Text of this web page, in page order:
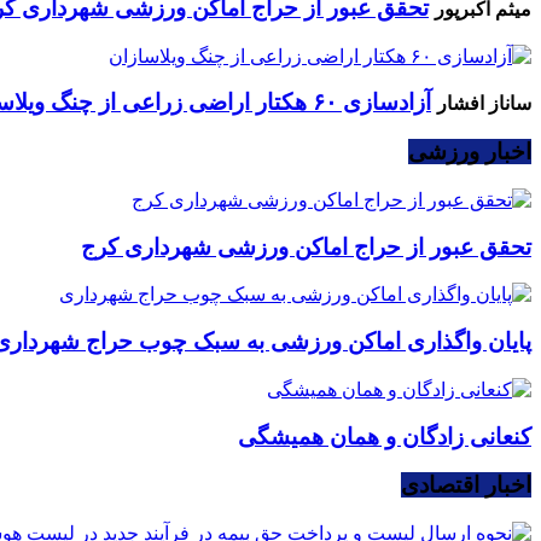
میثم اکبرپور تحقق عبور از حراج اماکن ورزشی شهرداری
ساناز افشار
آزادسازی ۶۰ هکتار اراضی زراعی از چنگ ویلاسازان
اخبار ورزشی
تحقق عبور از حراج اماکن ورزشی شهرداری کرج
پایان واگذاری اماکن ورزشی به سبک چوب حراج
کنعانی زادگان و همان همیشگی
اخبار اقتصادی